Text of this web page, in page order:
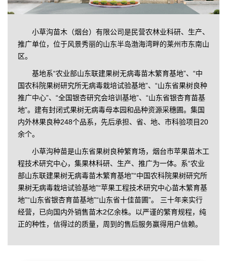
小草沟苗木（烟台）有限公司是民营农林业科研、生产、
推广单位，位于风景秀丽的山东半岛渤海湾畔的莱州市东南山
区。
基地系“农业部山东联建果树无病毒苗木繁育基地”、“中
国农科院果树研究所无病毒栽培试验基地”、“山东省果树良种
推广中心”、“全国银杏研究会培训基地”、“山东省银杏育苗基
地”。建有封闭式果树无病毒母本园和品种资源采穗圃。集国
内外林果良种248个品系，先后承担、省、地、市科验项目20
余个。
小草沟种苗是山东省果树良种繁育场，烟台市苹果苗木工
程技术研究中心，集果林科研、生产、推广为一体。系“农业
部山东联建果树无病毒苗木繁育基地”“中国农科院果树研究所
果树无病毒栽培试验基地”“苹果工程技术研究中心苗木繁育基
地”“山东省银杏育苗基地”“山东省十佳苗圃”。 三十年来实行
经营，已向国内外销售苗木2亿余株。以严谨的繁育规程，纯
正的种性，信得过的质量，周到的售后服务赢得用户信赖。